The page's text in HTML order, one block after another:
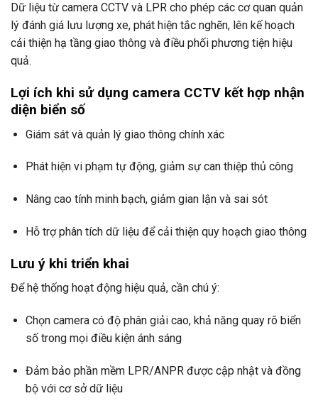
Dữ liệu từ camera CCTV và LPR cho phép các cơ quan quản
lý đánh giá lưu lượng xe, phát hiện tắc nghẽn, lên kế hoạch
cải thiện hạ tầng giao thông và điều phối phương tiện hiệu
quả.
Lợi ích khi sử dụng camera CCTV kết hợp nhận
diện biển số
Giám sát và quản lý giao thông chính xác
Phát hiện vi phạm tự động, giảm sự can thiệp thủ công
Nâng cao tính minh bạch, giảm gian lận và sai sót
Hỗ trợ phân tích dữ liệu để cải thiện quy hoạch giao thông
Lưu ý khi triển khai
Để hệ thống hoạt động hiệu quả, cần chú ý:
Chọn camera có độ phân giải cao, khả năng quay rõ biển
số trong mọi điều kiện ánh sáng
Đảm bảo phần mềm LPR/ANPR được cập nhật và đồng
bộ với cơ sở dữ liệu